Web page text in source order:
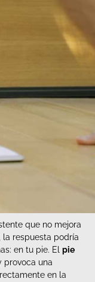
que no mejora
respuesta podría
en tu pie. Elpie
una
en la